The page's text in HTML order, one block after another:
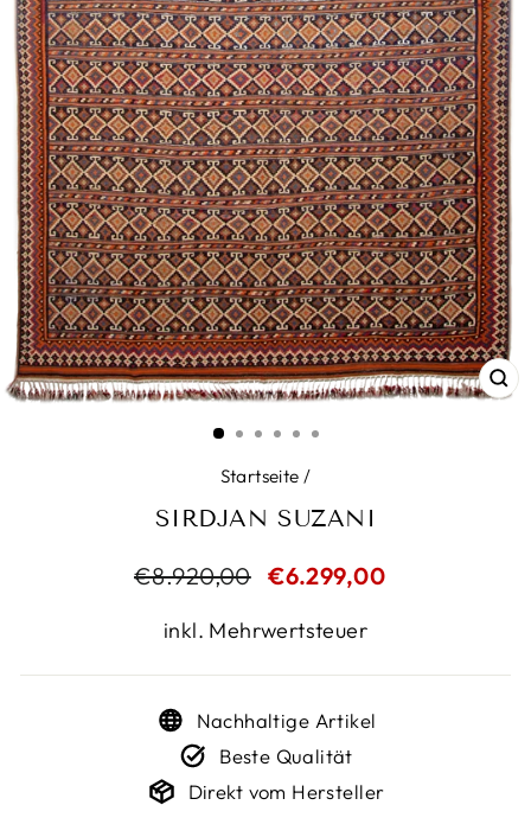
Startseite /
SIRDJAN SUZANI
Normaler
€8.920,00 Sonderpreis
€6.299,00
inkl. Mehrwertsteuer
Nachhaltige Artikel
Beste Qualität
Direkt vom Hersteller